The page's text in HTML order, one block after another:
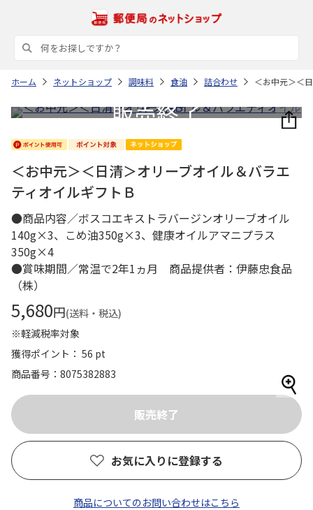
ホーム ネットショップ 調味料 食油 詰合わせ ＜お中元＞＜
＜お中元＞＜日清＞オリーブオイル＆バラエ
ティオイルギフトＢ
●商品内容／ボスコエキストラバージンオリーブオイル
140g×3、こめ油350g×3、健康オイルアマニプラス
350g×4
●賞味期間／常温で2年1ヵ月 商品提供者：伊藤忠食品
（株）
5,680円(送料・税込)
※軽減税率対象
獲得ポイント： 56 pt
商品番号
8075382883
お気に入りに登録する
商品についてのお問い合わせはこちら